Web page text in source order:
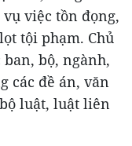
việc tồn đọng,
tội phạm. Chủ
bộ, ngành,
các đề án, văn
luật, luật liên